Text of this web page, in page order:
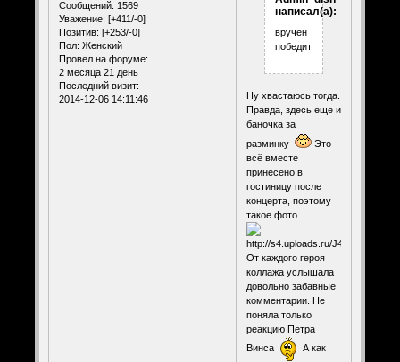
Сообщений: 1569
Уважение: [+411/-0]
Позитив: [+253/-0]
Пол: Женский
Провел на форуме:
2 месяца 21 день
Последний визит:
2014-12-06 14:11:46
написал(а):
вручен
победителю!
Ну хвастаюсь тогда.
Правда, здесь еще и
баночка за
разминку
Это
всё вместе
принесено в
гостиницу после
концерта, поэтому
такое фото.
От каждого героя
коллажа услышала
довольно забавные
комментарии. Не
поняла только
реакцию Петра
Винса
А как